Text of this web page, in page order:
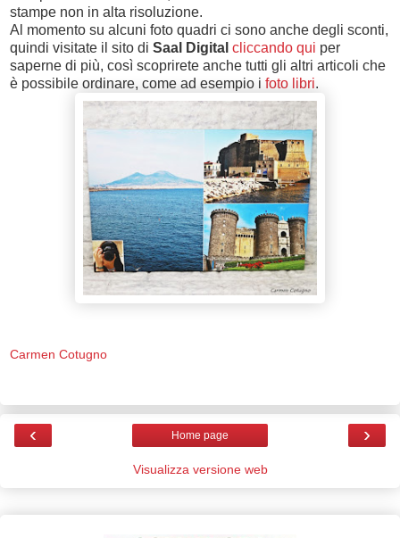
stampe non in alta risoluzione.
Al momento su alcuni foto quadri ci sono anche degli sconti,
quindi visitate il sito di Saal Digital cliccando qui per
saperne di più, così scoprirete anche tutti gli altri articoli che
è possibile ordinare, come ad esempio i foto libri.
Carmen Cotugno
‹ ›
Home page
Visualizza versione web